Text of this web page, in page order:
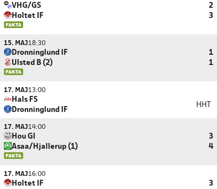
VHG/GS
2
Holtet IF
3
15. MAJ18:30
Dronninglund IF
1
Ulsted B (2)
1
17. MAJ13:00
Hals FS
Dronninglund IF
HHT
17. MAJ14:00
Hou GI
3
Asaa/Hjallerup (1)
4
17. MAJ16:00
Holtet IF
3